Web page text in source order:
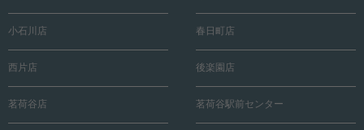
小石川店 春日町店
西片店 後楽園店
茗荷谷店 茗荷谷駅前センター